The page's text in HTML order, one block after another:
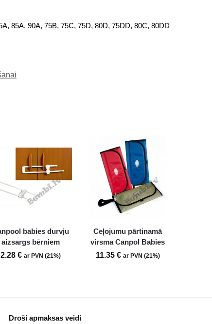
85A, 90A, 75B, 75C, 75D, 80D, 75DD, 80C, 80DD
babies durvju
aizsargs bērniem
2.28 € ar PVN (21%)
Ceļojumu pārtinamā
virsma Canpol Babies
11.35 € ar PVN (21%)
Droši apmaksas veidi